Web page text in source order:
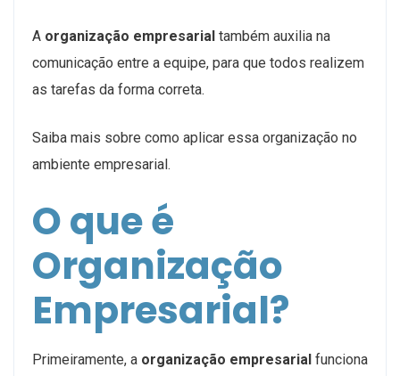
A organização empresarial também auxilia na
comunicação entre a equipe, para que todos realizem
as tarefas da forma correta.
Saiba mais sobre como aplicar essa organização no
ambiente empresarial.
O que é
Organização
Empresarial?
Primeiramente, a organização empresarial funciona